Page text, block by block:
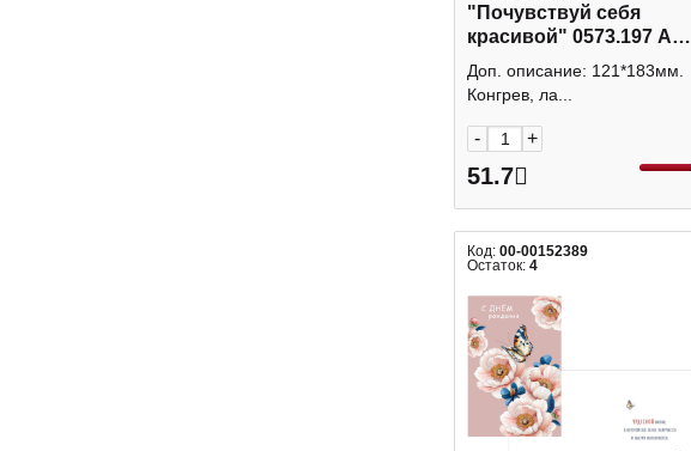
"Почувствуй себя
красивой" 0573.197 Арт
Дизайн
Доп. описание: 121*183мм.
Конгрев, ла...
- +
51.7
Код: 00-00152389
Остаток: 4